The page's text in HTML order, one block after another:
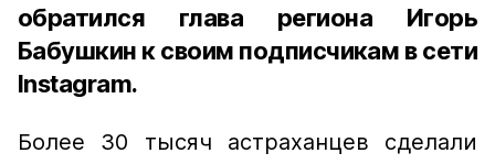
обратился глава региона Игорь
Бабушкин к своим подписчикам в сети
Instagram.
Более 30 тысяч астраханцев сделали